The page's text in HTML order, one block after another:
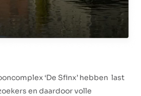
‘De Sfinx’ hebben last
en daardoor volle